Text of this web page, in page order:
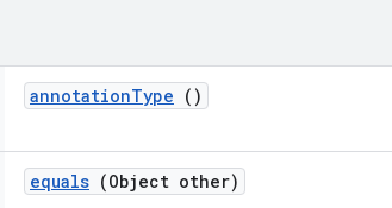
annotationType ()
equals (Object other)